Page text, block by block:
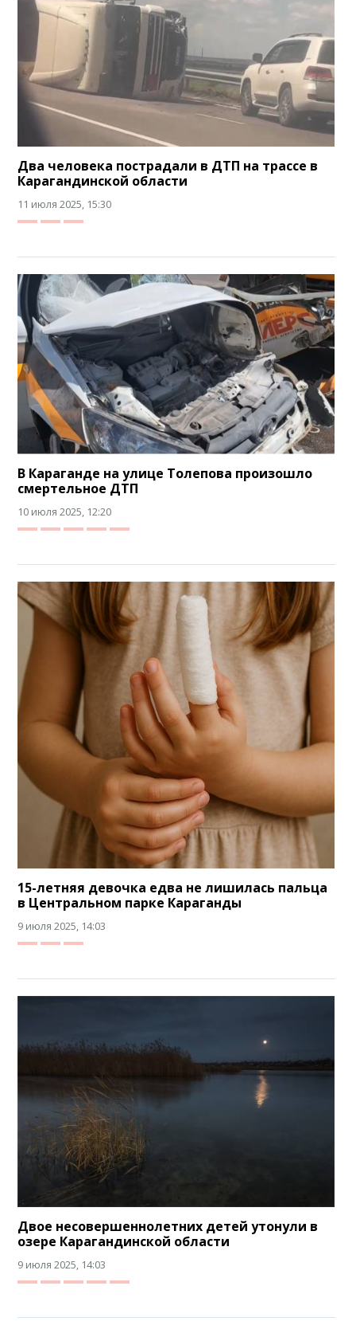
Два человека пострадали в ДТП на трассе в
Карагандинской области
11 июля 2025, 15:30
В Караганде на улице Толепова произошло
смертельное ДТП
10 июля 2025, 12:20
15-летняя девочка едва не лишилась пальца
в Центральном парке Караганды
9 июля 2025, 14:03
Двое несовершеннолетних детей утонули в
озере Карагандинской области
9 июля 2025, 14:03